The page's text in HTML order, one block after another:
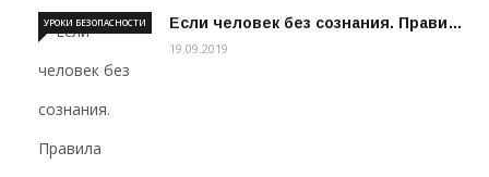
Если человек без сознания. Прави…
УРОКИ БЕЗОПАСНОСТИ
19.09.2019